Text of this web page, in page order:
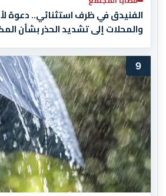
الفنيدق في ظرف استثنائي.. دعوة
والمحلات إلى تشديد الحذر بشأن
9